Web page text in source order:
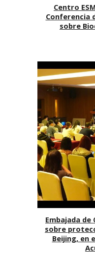
Centro
Conferencia
sobre
Embajada
sobre
Beijing, en